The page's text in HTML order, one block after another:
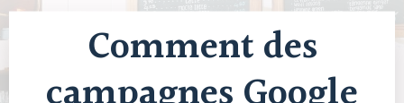
Comment des